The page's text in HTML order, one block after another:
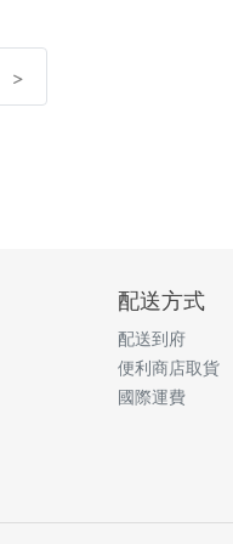
配送方式
配送到府
便利商店取貨
國際運費